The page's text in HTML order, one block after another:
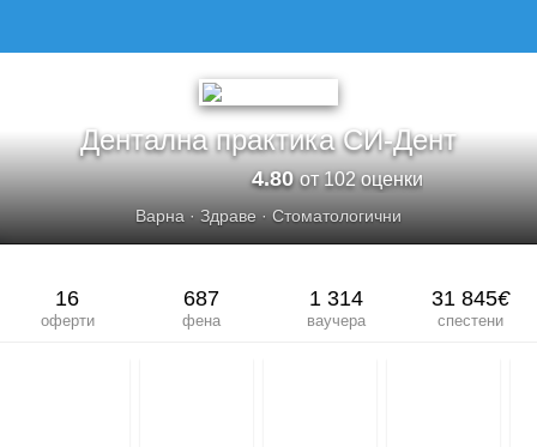
Дентална практика СИ-Дент
4.80от 102 оценки
Варна · Здраве · Стоматологични
16
оферти
687
фена
1 314
ваучера
31 845€
спестени